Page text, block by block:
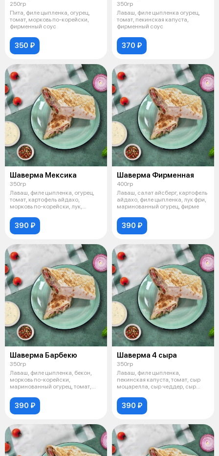
250гр
Пита, филе цыпленка, огурец,
томат, морковь по-корейски,
фирменный соус
350 ₽
350гр
Лаваш, филе цыпленка огурец,
томат, пекинская капуста,
фирменный соус
370 ₽
Шаверма Мексика
350гр
Лаваш, филе цыпленка, огурец,
томат, картофель айдахо,
морковь по-корейски, лук,
390 ₽
Шаверма Фирменная
400гр
Лаваш, салат айсберг, картофель
айдахо, филе цыпленка, лук фри,
маринованный огурец, фирме
390 ₽
Шаверма Барбекю
350гр
Лаваш, филе цыпленка, бекон,
морковь по-корейски,
маринованный огурец, томат,
390 ₽
Шаверма 4 сыра
350гр
Лаваш, филе цыпленка,
пекинская капуста, томат, сыр
моцарелла, сыр чеддер, сыр
390 ₽